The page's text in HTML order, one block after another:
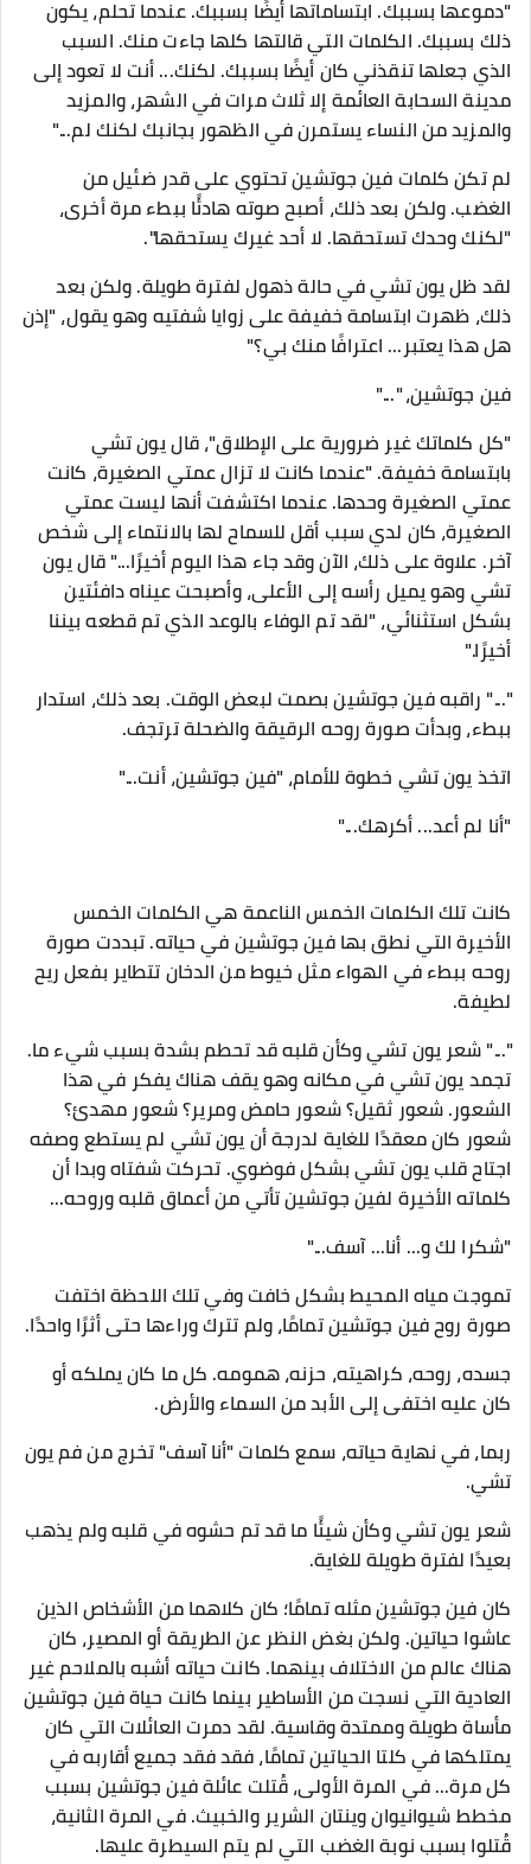
"دموعها بسببك. ابتساماتها أيضًا بسببك. عندما تحلم، يكون
ذلك بسببك. الكلمات التي قالتها كلها جاءت منك. السبب
الذي جعلها تنقذني كان أيضًا بسببك. لكنك... أنت لا تعود إلى
مدينة السحابة العائمة إلا ثلاث مرات في الشهر، والمزيد
والمزيد من النساء يستمرن في الظهور بجانبك لكنك لم..."
لم تكن كلمات فين جوتشين تحتوي على قدر ضئيل من
الغضب. ولكن بعد ذلك، أصبح صوته هادئًا ببطء مرة أخرى،
"لكنك وحدك تستحقها. لا أحد غيرك يستحقها".
لقد ظل يون تشي في حالة ذهول لفترة طويلة. ولكن بعد
ذلك، ظهرت ابتسامة خفيفة على زوايا شفتيه وهو يقول، "إذن
هل هذا يعتبر... اعترافًا منك بي؟"
فين جوتشين، "..."
"كل كلماتك غير ضرورية على الإطلاق"، قال يون تشي
بابتسامة خفيفة. "عندما كانت لا تزال عمتي الصغيرة، كانت
عمتي الصغيرة وحدها. عندما اكتشفت أنها ليست عمتي
الصغيرة، كان لدي سبب أقل للسماح لها بالانتماء إلى شخص
آخر. علاوة على ذلك، الآن وقد جاء هذا اليوم أخيرًا..." قال يون
تشي وهو يميل رأسه إلى الأعلى، وأصبحت عيناه دافئتين
بشكل استثنائي، "لقد تم الوفاء بالوعد الذي تم قطعه بيننا
أخيرًا."
"..." راقبه فين جوتشين بصمت لبعض الوقت. بعد ذلك، استدار
ببطء، وبدأت صورة روحه الرقيقة والضحلة ترتجف.
اتخذ يون تشي خطوة للأمام، "فين جوتشين، أنت..."
"أنا لم أعد... أكرهك..."
كانت تلك الكلمات الخمس الناعمة هي الكلمات الخمس
الأخيرة التي نطق بها فين جوتشين في حياته. تبددت صورة
روحه ببطء في الهواء مثل خيوط من الدخان تتطاير بفعل ريح
لطيفة.
"..." شعر يون تشي وكأن قلبه قد تحطم بشدة بسبب شيء ما.
تجمد يون تشي في مكانه وهو يقف هناك يفكر في هذا
الشعور. شعور ثقيل؟ شعور حامض ومرير؟ شعور مهدئ؟
شعور كان معقدًا للغاية لدرجة أن يون تشي لم يستطع وصفه
اجتاح قلب يون تشي بشكل فوضوي. تحركت شفتاه وبدا أن
كلماته الأخيرة لفين جوتشين تأتي من أعماق قلبه وروحه...
"شكرا لك و... أنا... آسف..."
تموجت مياه المحيط بشكل خافت وفي تلك اللحظة اختفت
صورة روح فين جوتشين تمامًا، ولم تترك وراءها حتى أثرًا واحدًا.
جسده، روحه، كراهيته، حزنه، همومه. كل ما كان يملكه أو
كان عليه اختفى إلى الأبد من السماء والأرض.
ربما، في نهاية حياته، سمع كلمات "أنا آسف" تخرج من فم يون
تشي.
شعر يون تشي وكأن شيئًا ما قد تم حشوه في قلبه ولم يذهب
بعيدًا لفترة طويلة للغاية.
كان فين جوتشين مثله تمامًا؛ كان كلاهما من الأشخاص الذين
عاشوا حياتين. ولكن بغض النظر عن الطريقة أو المصير، كان
هناك عالم من الاختلاف بينهما. كانت حياته أشبه بالملاحم غير
العادية التي نسجت من الأساطير بينما كانت حياة فين جوتشين
مأساة طويلة وممتدة وقاسية. لقد دمرت العائلات التي كان
يمتلكها في كلتا الحياتين تمامًا، فقد فقد جميع أقاربه في
كل مرة... في المرة الأولى، قُتلت عائلة فين جوتشين بسبب
مخطط شيوانيوان وينتان الشرير والخبيث. في المرة الثانية،
قُتلوا بسبب نوبة الغضب التي لم يتم السيطرة عليها.